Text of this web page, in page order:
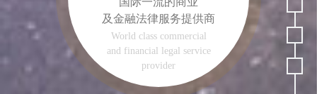
及金融法律服务提供商
World class commercial
and financial legal service
provider